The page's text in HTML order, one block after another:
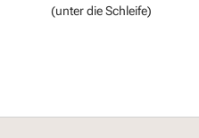
(unter die Schleife)